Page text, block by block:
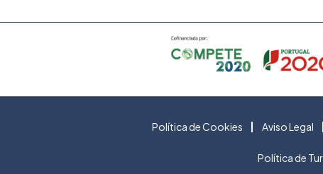
Política de Cookies Aviso Legal
Política de